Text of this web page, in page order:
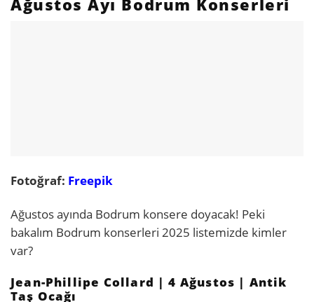
Fotoğraf: Freepik
Ağustos ayında Bodrum konsere doyacak! Peki
bakalım Bodrum konserleri 2025 listemizde kimler
var?
Jean-Phillipe Collard | 4 Ağustos | Antik
Taş Ocağı